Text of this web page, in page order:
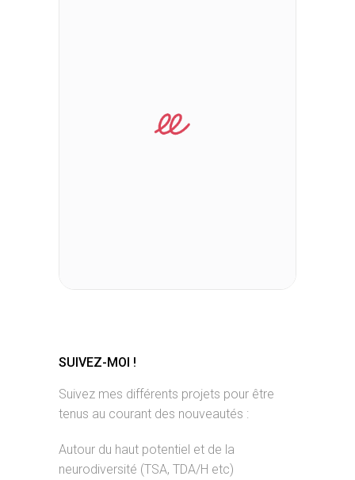
SUIVEZ-MOI !
Suivez mes différents projets pour être
tenus au courant des nouveautés :
Autour du haut potentiel et de la
neurodiversité (TSA, TDA/H etc)